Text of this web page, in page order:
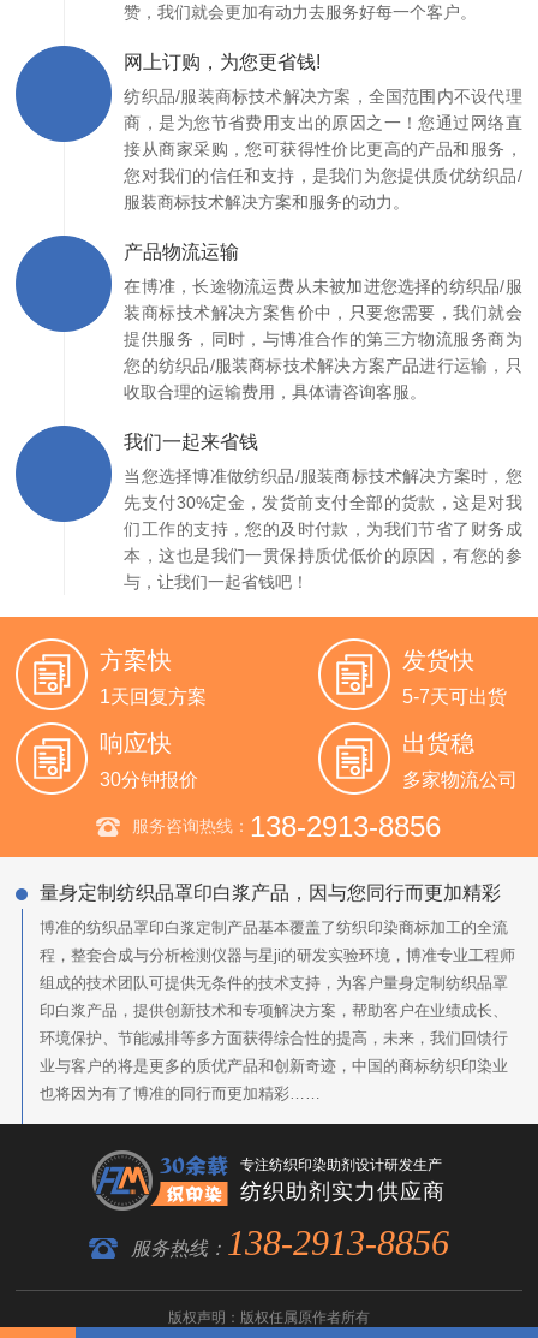
赞，我们就会更加有动力去服务好每一个客户。
网上订购，为您更省钱!
纺织品/服装商标技术解决方案，全国范围内不设代理
商，是为您节省费用支出的原因之一！您通过网络直
接从商家采购，您可获得性价比更高的产品和服务，
您对我们的信任和支持，是我们为您提供质优纺织品/
服装商标技术解决方案和服务的动力。
产品物流运输
在博准，长途物流运费从未被加进您选择的纺织品/服
装商标技术解决方案售价中，只要您需要，我们就会
提供服务，同时，与博准合作的第三方物流服务商为
您的纺织品/服装商标技术解决方案产品进行运输，只
收取合理的运输费用，具体请咨询客服。
我们一起来省钱
当您选择博准做纺织品/服装商标技术解决方案时，您
先支付30%定金，发货前支付全部的货款，这是对我
们工作的支持，您的及时付款，为我们节省了财务成
本，这也是我们一贯保持质优低价的原因，有您的参
与，让我们一起省钱吧！
方案快
1天回复方案
发货快
5-7天可出货
响应快
30分钟报价
出货稳
多家物流公司
服务咨询热线： 138-2913-8856
量身定制纺织品罩印白浆产品，因与您同行而更加精彩
博准的纺织品罩印白浆定制产品基本覆盖了纺织印染商标加工的全流
程，整套合成与分析检测仪器与星ji的研发实验环境，博准专业工程师
组成的技术团队可提供无条件的技术支持，为客户量身定制纺织品罩
印白浆产品，提供创新技术和专项解决方案，帮助客户在业绩成长、
环境保护、节能减排等多方面获得综合性的提高，未来，我们回馈行
业与客户的将是更多的质优产品和创新奇迹，中国的商标纺织印染业
也将因为有了博准的同行而更加精彩……
专注纺织印染助剂设计研发生产
纺织助剂实力供应商
服务热线： 138-2913-8856
版权声明：版权任属原作者所有